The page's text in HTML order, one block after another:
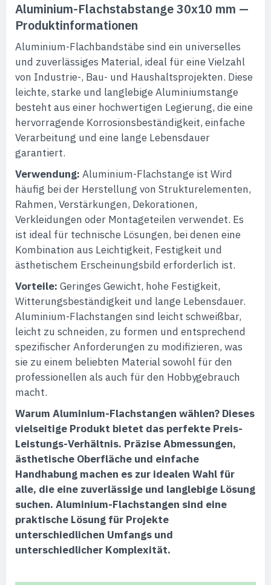
Aluminium-Flachstabstange 30x10 mm —
Produktinformationen
Aluminium-Flachbandstäbe sind ein universelles
und zuverlässiges Material, ideal für eine Vielzahl
von Industrie-, Bau- und Haushaltsprojekten. Diese
leichte, starke und langlebige Aluminiumstange
besteht aus einer hochwertigen Legierung, die eine
hervorragende Korrosionsbeständigkeit, einfache
Verarbeitung und eine lange Lebensdauer
garantiert.
Verwendung: Aluminium-Flachstange ist Wird
häufig bei der Herstellung von Strukturelementen,
Rahmen, Verstärkungen, Dekorationen,
Verkleidungen oder Montageteilen verwendet. Es
ist ideal für technische Lösungen, bei denen eine
Kombination aus Leichtigkeit, Festigkeit und
ästhetischem Erscheinungsbild erforderlich ist.
Vorteile: Geringes Gewicht, hohe Festigkeit,
Witterungsbeständigkeit und lange Lebensdauer.
Aluminium-Flachstangen sind leicht schweißbar,
leicht zu schneiden, zu formen und entsprechend
spezifischer Anforderungen zu modifizieren, was
sie zu einem beliebten Material sowohl für den
professionellen als auch für den Hobbygebrauch
macht.
Warum Aluminium-Flachstangen wählen? Dieses
vielseitige Produkt bietet das perfekte Preis-
Leistungs-Verhältnis. Präzise Abmessungen,
ästhetische Oberfläche und einfache
Handhabung machen es zur idealen Wahl für
alle, die eine zuverlässige und langlebige Lösung
suchen. Aluminium-Flachstangen sind eine
praktische Lösung für Projekte
unterschiedlichen Umfangs und
unterschiedlicher Komplexität.